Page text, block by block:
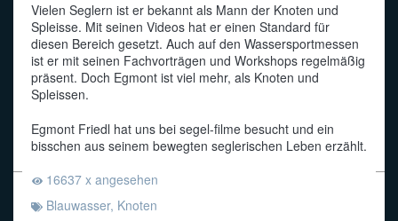
Vielen Seglern ist er bekannt als Mann der Knoten und
Spleisse. Mit seinen Videos hat er einen Standard für
diesen Bereich gesetzt. Auch auf den Wassersportmessen
ist er mit seinen Fachvorträgen und Workshops regelmäßig
präsent. Doch Egmont ist viel mehr, als Knoten und
Spleissen.
Egmont Friedl hat uns bei segel-filme besucht und ein
bisschen aus seinem bewegten seglerischen Leben erzählt.
16637 x angesehen
Blauwasser, Knoten